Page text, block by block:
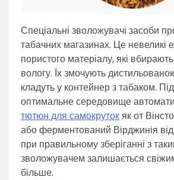
Спеціальні зволожувачі засоби
табачних магазинах. Це невеликі
пористого матеріалу, які
вологу. Їх змочують
кладуть у контейнер з табаком.
оптимальне середовище
тютюн для самокрутокяк от
або ферментований Вірджинія
при правильному зберіганні з
зволожувачем залишається
більше.